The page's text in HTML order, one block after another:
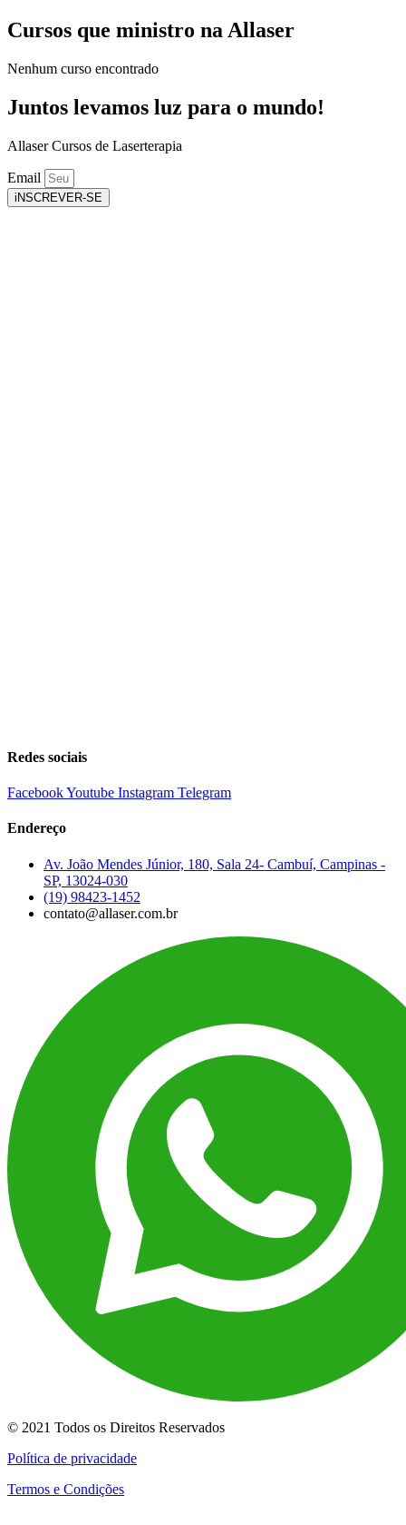
Cursos que ministro na Allaser
Nenhum curso encontrado
Juntos levamos luz para o mundo!
Allaser Cursos de Laserterapia
Email
iNSCREVER-SE
Redes sociais
FacebookYoutube Instagram Telegram
Endereço
Av. João Mendes Júnior, 180, Sala 24- Cambuí, Campinas -
SP, 13024-030
(19) 98423-1452
contato@allaser.com.br
© 2021 Todos os Direitos Reservados
Política de privacidade
Termos e Condições